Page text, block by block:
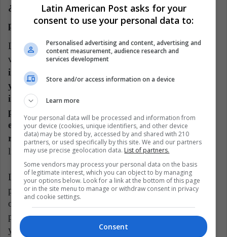
¿Cuáles fueron las preocupaciones de seguridad
para el personal?
Las preocupaciones del personal sobre contraer el
virus fueron una significativas.
informaron escasez de EPP, productos de limpieza
y desinfección, y dificultad para desarrollar,
implementar y reforzar protocolos de seguridad
para reducir el riesgo de transmisión de virus,
especialmente en entornos de tratamiento
residencial y hospitalario.También hubo acceso
limitado a las pruebas para el personal y los clientes.
Los proveedores residenciales y las instalaciones para
pacientes hospitalizados encontraron dificultades para
ofrecer cuarentena segura a los clientes que dieron
positivo mientras mantenían la salud de otros clientes
y personal. En estas instalaciones, así como en otros
Latin American Post asks for your
consent to use your personal data to:
Personalised advertising and content, advertising and
content measurement, audience research and
services development
Store and/or access information on a device
Learn more
Your personal data will be processed and information from
your device (cookies, unique identifiers, and other device
data) may be stored by, accessed by and shared with 210
partners, or used specifically by this site. We and our partners
may use precise geolocation data. List of partners.
Some vendors may process your personal data on the basis
of legitimate interest, which you can object to by managing
your options below. Look for a link at the bottom of this page
or in the site menu to manage or withdraw consent in privacy
and cookie settings.
Consent